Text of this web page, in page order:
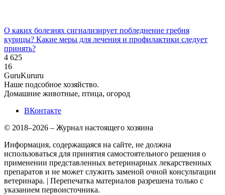
О каких болезнях сигнализирует побледнение гребня
курицы? Какие меры для лечения и профилактики следует
принять?
4 625
16
GuruKururu
Наше подсобное хозяйство.
Домашние животные, птица, огород
ВКонтакте
© 2018–2026 – Журнал настоящего хозяина
Информация, содержащаяся на сайте, не должна
использоваться для принятия самостоятельного решения о
применении представленных ветеринарных лекарственных
препаратов и не может служить заменой очной консультации
ветеринара. | Перепечатка материалов разрешена только с
указанием первоисточника.